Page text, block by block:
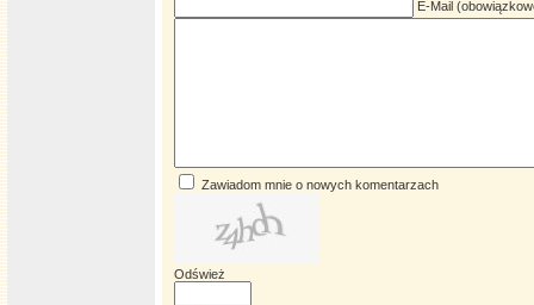
E-Mail
Zawiadom mnie o nowych komentarzach
Odśwież